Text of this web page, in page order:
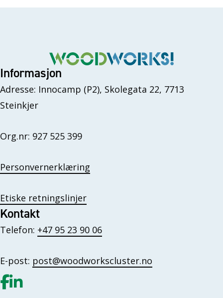
Informasjon
Adresse: Innocamp (P2), Skolegata 22, 7713
Steinkjer
Org.nr: 927 525 399
Personvernerklæring
Etiske retningslinjer
Kontakt
Telefon: +47 95 23 90 06
E-post: post@woodworkscluster.no
Gå til vår Facebook
Gå til vår LinkedIn